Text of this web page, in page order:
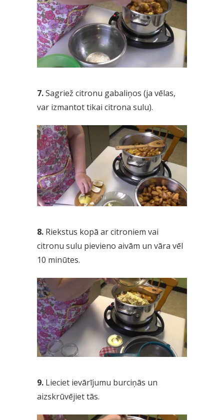
7.Sagriež citronu gabaliņos (ja vēlas,
var izmantot tikai citrona sulu).
8. Riekstus kopā ar citroniem vai
citronu sulu pievieno aivām un vāra vēl
10 minūtes.
9. Lieciet ievārījumu burciņās un
aizskrūvējiet tās.